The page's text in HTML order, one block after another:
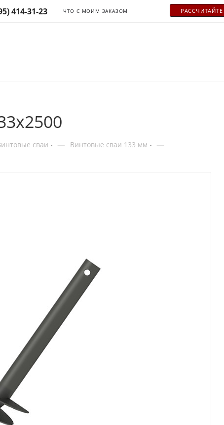
414-31-23 ЧТО С МОИМ ЗАКАЗОМ
сваи — Винтовые сваи 133 мм —